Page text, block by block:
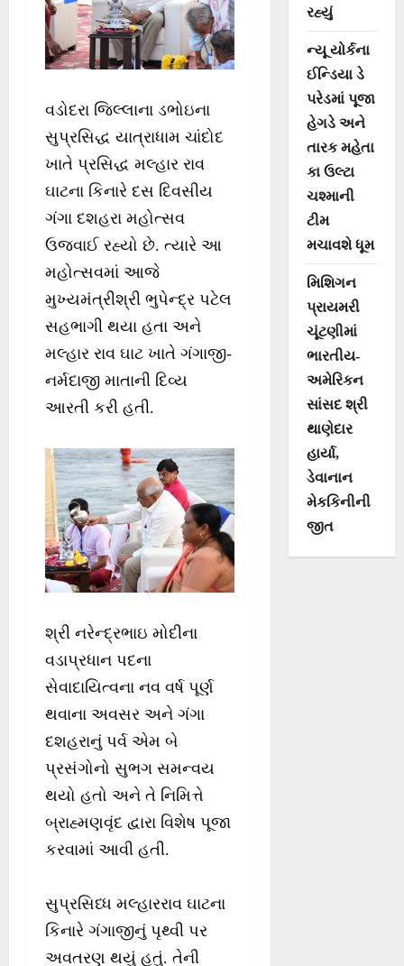
વડોદરા જિલ્લાના ડભોઇના
સુપ્રસિદ્ધ યાત્રાધામ ચાંદોદ
ખાતે પ્રસિદ્ધ મલ્હાર રાવ
ઘાટના કિનારે દસ દિવસીય
ગંગા દશહરા મહોત્સવ
ઉજવાઈ રહ્યો છે. ત્યારે આ
મહોત્સવમાં આજે
મુખ્યમંત્રીશ્રી ભુપેન્દ્ર પટેલ
સહભાગી થયા હતા અને
મલ્હાર રાવ ઘાટ ખાતે ગંગાજી-
નર્મદાજી માતાની દિવ્ય
આરતી કરી હતી.
શ્રી નરેન્દ્રભાઇ મોદીના
વડાપ્રધાન પદના
સેવાદાયિત્વના નવ વર્ષ પૂર્ણ
થવાના અવસર અને ગંગા
દશહરાનું પર્વ એમ બે
પ્રસંગોનો સુભગ સમન્વય
થયો હતો અને તે નિમિત્તે
બ્રાહ્મણવૃંદ દ્વારા વિશેષ પૂજા
કરવામાં આવી હતી.
સુપ્રસિધ્ધ મલ્હારરાવ ઘાટના
કિનારે ગંગાજીનું પૃથ્વી પર
અવતરણ થયું હતું. તેની
રહ્યું
ન્યૂ યોર્કના
ઈન્ડિયા ડે
પરેડમાં પૂજા
હેગડે અને
તારક મહેતા
કા ઉલ્ટા
ચશ્માની
ટીમ
મચાવશે ધૂમ
મિશિગન
પ્રાયમરી
ચૂંટણીમાં
ભારતીય-
અમેરિકન
સાંસદ શ્રી
થાણેદાર
હાર્યા,
ડેવાનાન
મેકકિનીની
જીત